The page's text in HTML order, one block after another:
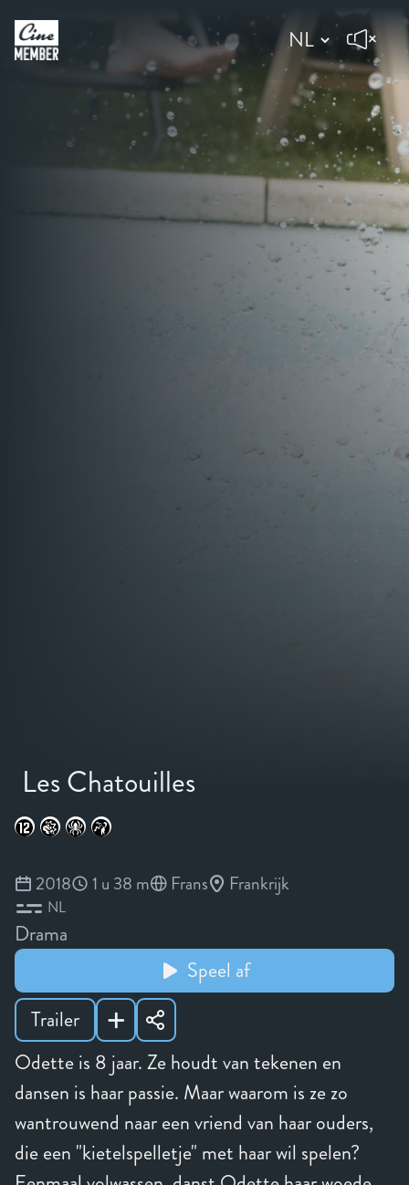
Les Chatouilles
Odette is 8 jaar. Ze houdt van tekenen en
dansen is haar passie. Maar waarom is ze zo
wantrouwend naar een vriend van haar ouders,
die een "kietelspelletje" met haar wil spelen?
2018 1 u 38 m Frans Frankrijk
NL
Drama
Speel af
Trailer